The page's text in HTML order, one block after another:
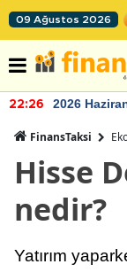
09 Ağustos 2026
22:26 2026
FinansTaksi
Hisse
nedir?
Yatırım